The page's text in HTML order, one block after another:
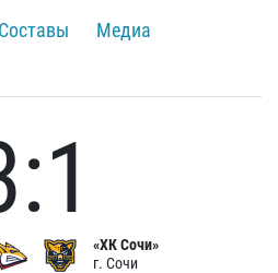
Составы
Медиа
«ХК Сочи»
г. Сочи